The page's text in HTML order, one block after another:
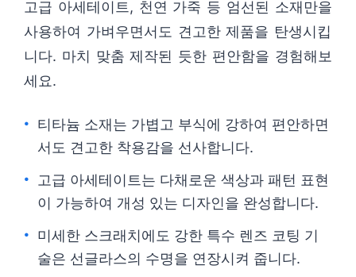
고급 아세테이트, 천연 가죽 등 엄선된 소재만을
사용하여 가벼우면서도 견고한 제품을 탄생시킵
니다. 마치 맞춤 제작된 듯한 편안함을 경험해보
세요.
티타늄 소재는 가볍고 부식에 강하여 편안하면
서도 견고한 착용감을 선사합니다.
고급 아세테이트는 다채로운 색상과 패턴 표현
이 가능하여 개성 있는 디자인을 완성합니다.
미세한 스크래치에도 강한 특수 렌즈 코팅 기
술은 선글라스의 수명을 연장시켜 줍니다.